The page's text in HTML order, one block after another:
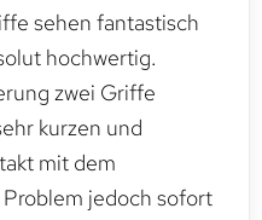
sehen fantastisch
hochwertig.
zwei Griffe
kurzen und
mit dem
jedoch sofort